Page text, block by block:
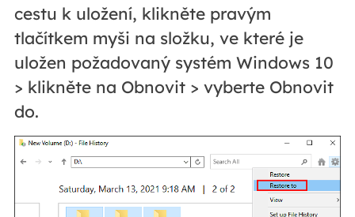
cestu k uložení, klikněte pravým
tlačítkem myši na složku, ve které je
uložen požadovaný systém Windows 10
> klikněte na Obnovit > vyberte Obnovit
do.